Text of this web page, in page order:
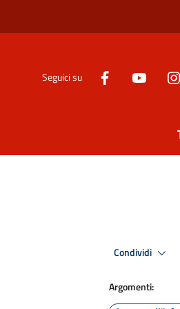
Seguici su
Condividi
Argomenti: